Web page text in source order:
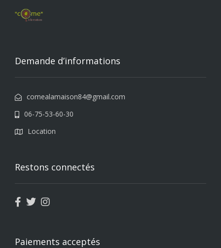
Demande d’informations
comealamaison84@gmail.com
06-75-53-60-30
Location
Restons connectés
Paiements acceptés